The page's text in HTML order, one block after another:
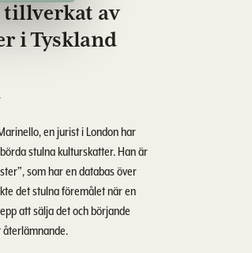
av
i Tyskland
en jurist i London har
stulna kulturskatter. Han är
som har en databas över
det stulna föremålet när en
att sälja det och börjande